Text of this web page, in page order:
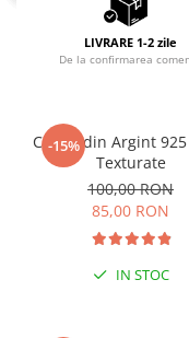
Coliere cu mărgele
Argint
LIVRARE 1-2 zile
De la confirmarea
-15%
Cercei din Argint
Texturate
100,00 RON
85,00 RON
IN STOC